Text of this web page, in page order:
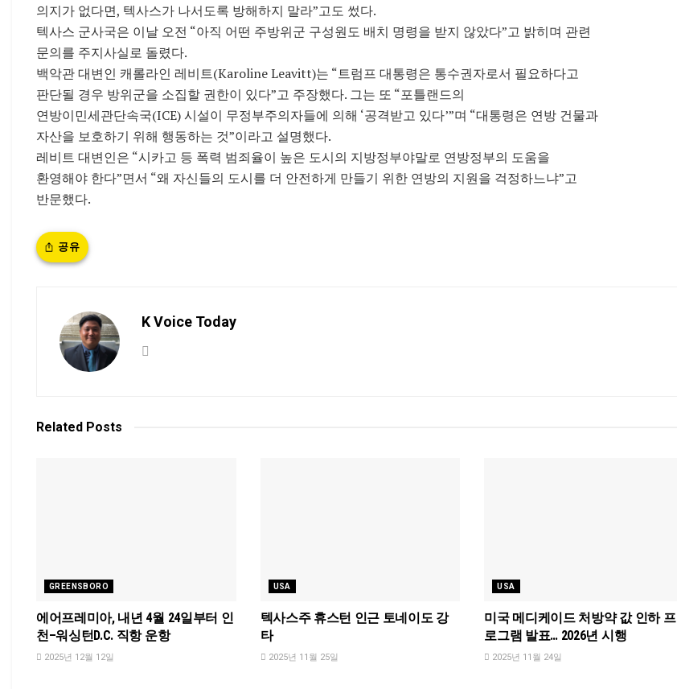
의지가 없다면, 텍사스가 나서도록 방해하지 말라”고도 썼다.
텍사스 군사국은 이날 오전 “아직 어떤 주방위군 구성원도 배치 명령을 받지 않았다”고 밝히며 관련
문의를 주지사실로 돌렸다.
백악관 대변인 캐롤라인 레비트(Karoline Leavitt)는 “트럼프 대통령은 통수권자로서 필요하다고
판단될 경우 방위군을 소집할 권한이 있다”고 주장했다. 그는 또 “포틀랜드의
연방이민세관단속국(ICE) 시설이 무정부주의자들에 의해 ‘공격받고 있다’”며 “대통령은 연방 건물과
자산을 보호하기 위해 행동하는 것”이라고 설명했다.
레비트 대변인은 “시카고 등 폭력 범죄율이 높은 도시의 지방정부야말로 연방정부의 도움을
환영해야 한다”면서 “왜 자신들의 도시를 더 안전하게 만들기 위한 연방의 지원을 걱정하느냐”고
반문했다.
공유
K Voice Today
Related Posts
GREENSBORO
에어프레미아, 내년 4월 24일부터 인
천–워싱턴D.C. 직항 운항
2025년 12월 12일
USA
텍사스주 휴스턴 인근 토네이도 강
타
2025년 11월 25일
USA
미국 메디케이드 처방약 값 인하 프
로그램 발표… 2026년 시행
2025년 11월 24일